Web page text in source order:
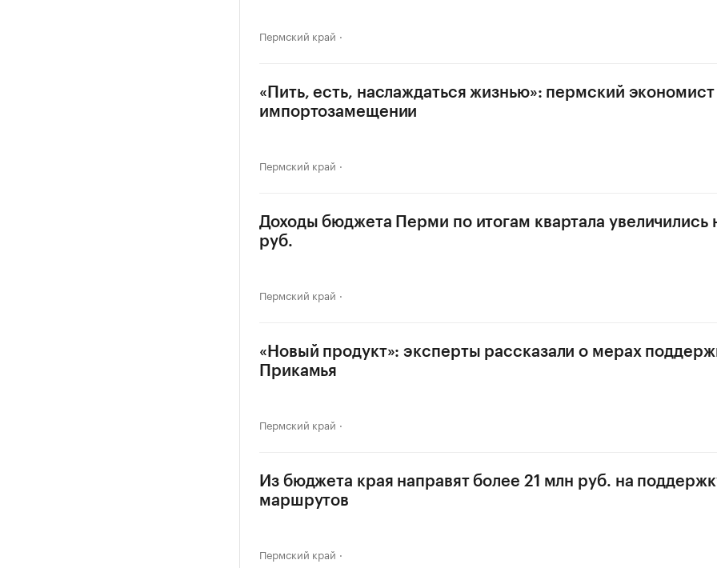
Пермский край
«Пить, есть, наслаждаться жизнью»: пермский
импортозамещении
Пермский край
Доходы бюджета Перми по итогам квартала увеличились
руб.
Пермский край
«Новый продукт»: эксперты рассказали о мерах
Прикамья
Пермский край
Из бюджета края направят более 21 млн руб. на
маршрутов
Пермский край